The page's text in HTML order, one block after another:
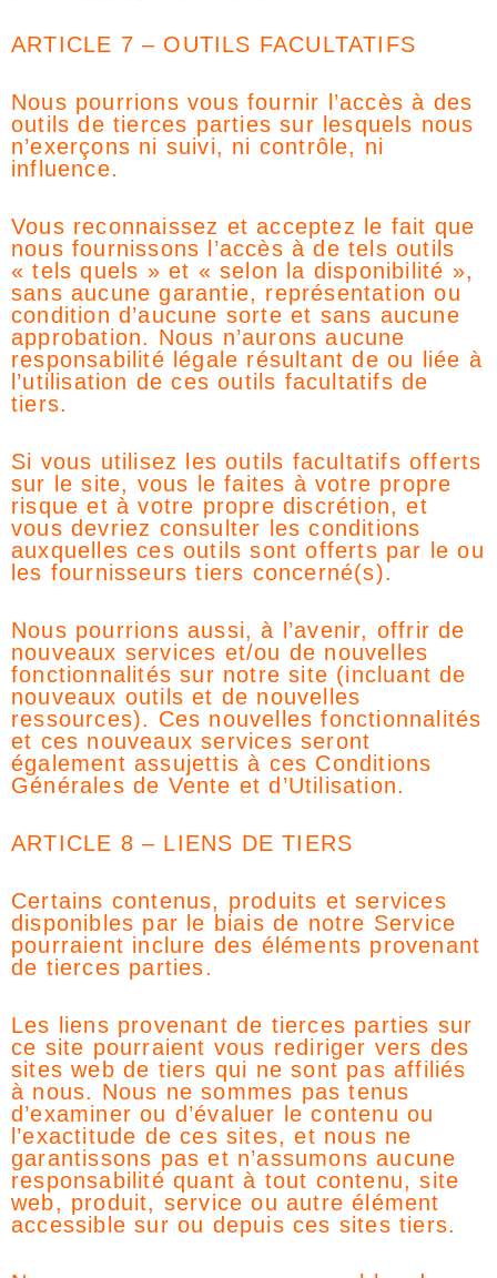
ARTICLE 7 – OUTILS FACULTATIFS
Nous pourrions vous fournir l’accès à des
outils de tierces parties sur lesquels nous
n’exerçons ni suivi, ni contrôle, ni
influence.
Vous reconnaissez et acceptez le fait que
nous fournissons l’accès à de tels outils
« tels quels » et « selon la disponibilité »,
sans aucune garantie, représentation ou
condition d’aucune sorte et sans aucune
approbation. Nous n’aurons aucune
responsabilité légale résultant de ou liée à
l’utilisation de ces outils facultatifs de
tiers.
Si vous utilisez les outils facultatifs offerts
sur le site, vous le faites à votre propre
risque et à votre propre discrétion, et
vous devriez consulter les conditions
auxquelles ces outils sont offerts par le ou
les fournisseurs tiers concerné(s).
Nous pourrions aussi, à l’avenir, offrir de
nouveaux services et/ou de nouvelles
fonctionnalités sur notre site (incluant de
nouveaux outils et de nouvelles
ressources). Ces nouvelles fonctionnalités
et ces nouveaux services seront
également assujettis à ces Conditions
Générales de Vente et d’Utilisation.
ARTICLE 8 – LIENS DE TIERS
Certains contenus, produits et services
disponibles par le biais de notre Service
pourraient inclure des éléments provenant
de tierces parties.
Les liens provenant de tierces parties sur
ce site pourraient vous rediriger vers des
sites web de tiers qui ne sont pas affiliés
à nous. Nous ne sommes pas tenus
d’examiner ou d’évaluer le contenu ou
l’exactitude de ces sites, et nous ne
garantissons pas et n’assumons aucune
responsabilité quant à tout contenu, site
web, produit, service ou autre élément
accessible sur ou depuis ces sites tiers.